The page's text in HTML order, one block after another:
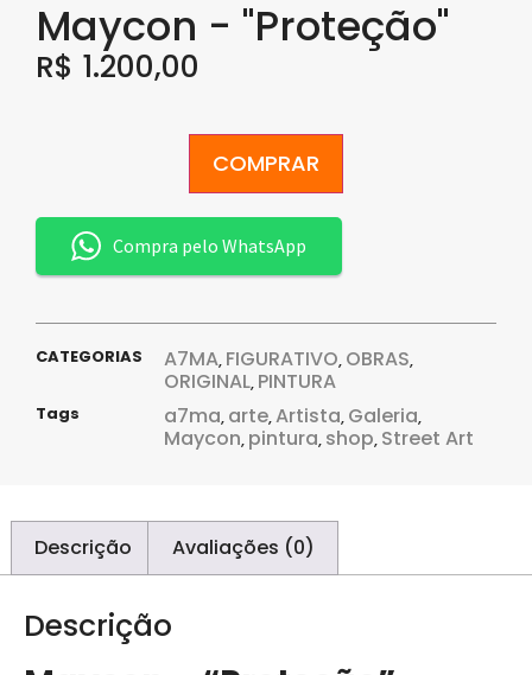
Maycon - "Proteção"
R$ 1.200,00
COMPRAR
Compra pelo WhatsApp
CATEGORIAS A7MA, FIGURATIVO, OBRAS,
ORIGINAL, PINTURA
Tags a7ma, arte,Artista, Galeria,
Maycon, pintura, shop, Street Art
Descrição Avaliações (0)
Descrição